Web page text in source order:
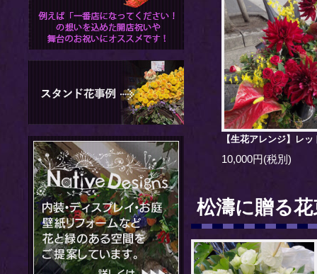
【生花アレンジ】レ
10,000円(税別)
松濤に贈る花